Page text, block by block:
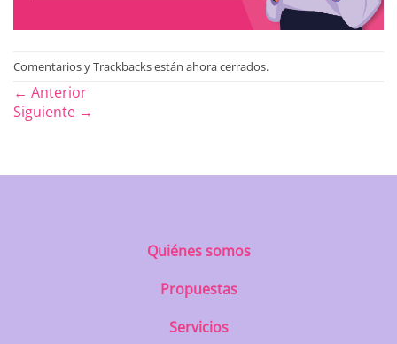
Comentarios y Trackbacks están ahora cerrados.
← Anterior
Siguiente →
Quiénes somos
Propuestas
Servicios